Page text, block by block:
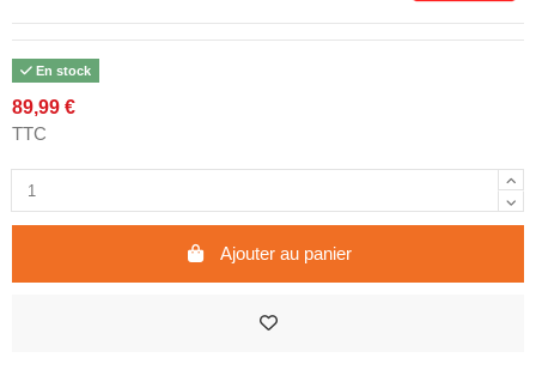
En stock
89,99 €
TTC
Ajouter au panier